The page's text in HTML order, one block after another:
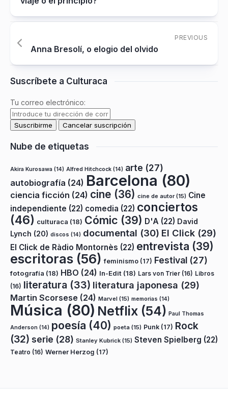
PREVIOUS
Anna Bresolí, o elogio del olvido
Suscríbete a Culturaca
Tu correo electrónico:
Nube de etiquetas
Akira Kurosawa (14) Alfred Hitchcock (14) arte (27)
autobiografía (24) Barcelona (80)
ciencia ficción (24) cine (36) cine de autor(15) Cine
independiente (22) comedia (22) conciertos
(46) culturaca (18) Cómic (39) D'A (22) David
Lynch (20) discos (14) documental (30) El Click (29)
El Click de Ràdio Montornès (22) entrevista (39)
escritoras (56) feminismo (17) Festival (27)
fotografía (18) HBO (24) In-Edit (18) Lars von Trier (16) Libros
(16) literatura (33) literatura japonesa (29)
Martin Scorsese (24) Marvel (15) memorias (14)
Música (80) Netflix (54) Paul Thomas
Anderson (14) poesía (40) poeta (15) Punk (17) Rock
(32) serie (28) Stanley Kubrick (15) Steven Spielberg (22)
Teatro (16) Werner Herzog (17)